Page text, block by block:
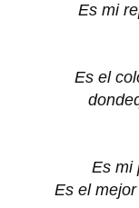
Es mi
Es el
Es mi
Es el